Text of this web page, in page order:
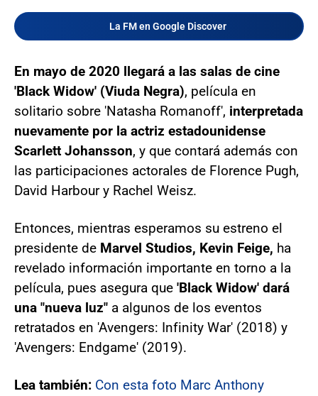
La FM en Google Discover
En mayo de 2020 llegará a las salas de cine
'Black Widow' (Viuda Negra), película en
solitario sobre 'Natasha Romanoff', interpretada
nuevamente por la actriz estadounidense
Scarlett Johansson, y que contará además con
las participaciones actorales de Florence Pugh,
David Harbour y Rachel Weisz.
Entonces, mientras esperamos su estreno el
presidente de Marvel Studios, Kevin Feige, ha
revelado información importante en torno a la
película, pues asegura que 'Black Widow' dará
una "nueva luz" a algunos de los eventos
retratados en 'Avengers: Infinity War' (2018) y
'Avengers: Endgame' (2019).
Lea también: Con esta foto Marc Anthony